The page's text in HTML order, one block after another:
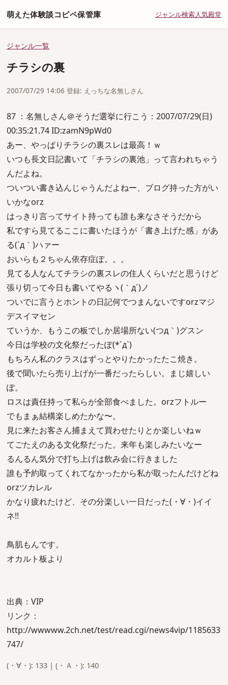
萌えた体験談コピペ保管庫 ジャンル検索人気殿堂
ジャンル一覧
チラシの裏
2007/07/29 14:06 登録: えっちな名無しさん
87 ：名無しさん＠そうだ選挙に行こう：2007/07/29(日)
00:35:21.74 ID:zamN9pWd0
あー、やっぱりチラシの裏スレは最高！ｗ
いつも長文日記書いて「チラシの裏池」って言われちゃう
んだよね。
ついつい書き込んじゃうんだよねー、ブログ持った方がい
いかなorz
はっきり言ってサイト持っても誰も来なさそうだから
私ですら見てるここに書いたほうが「書き上げた感」があ
る(´д｀)ハァー
おいらも２ちゃん依存症ぽ。。。
見てる人なんてチラシの裏スレの住人くらいだと思うけど
張り切って今日も書いてやるヽ(｀д´)ノ
ついでに言うとホントの日記何でつまんないですorzマジ
デスイマセン
ていうか、もうこの板でしか居場所ない(つд｀)グスン
今日は学校の文化祭だったぽ(*´д`)
もちろん私のクラスはずっとやりたかったたこ焼き。
後で聞いたら売り上げが一番だったらしい。まじ嬉しい
ぽ。
ロスは責任持って私らが全部食べました。orzフトルー
でもまぁ結構楽しめたかな〜。
見に来たお客さん捕まえて買わせたりとか楽しいねｗ
てごたえのある文化祭だった。来年も楽しみたいなー
るんるん気分で打ち上げは飲み会に行きました
誰も予約取ってくれてなかったから私が取ったんだけどね
orzツカレル
かなり疲れたけど、その分楽しい一日だった(・∀・)イイ
ネ!!
鳥肌もんです。
オカルト板より
出典：VIP
リンク：
http://wwwww.2ch.net/test/read.cgi/news4vip/1185633
747/
(・∀・): 133 | (・Ａ・): 140